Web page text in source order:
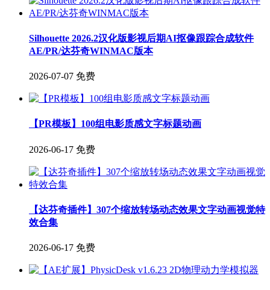
Silhouette 2026.2汉化版影视后期AI抠像跟踪合成软件
AE/PR/达芬奇WINMAC版本
2026-07-07 免费
【PR模板】100组电影质感文字标题动画
2026-06-17 免费
【达芬奇插件】307个缩放转场动态效果文字动画视觉特
效合集
2026-06-17 免费